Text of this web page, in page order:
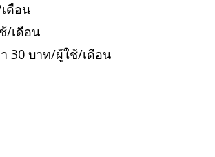
ดือน
/เดือน
30 บาท/ผู้ใช้/เดือน